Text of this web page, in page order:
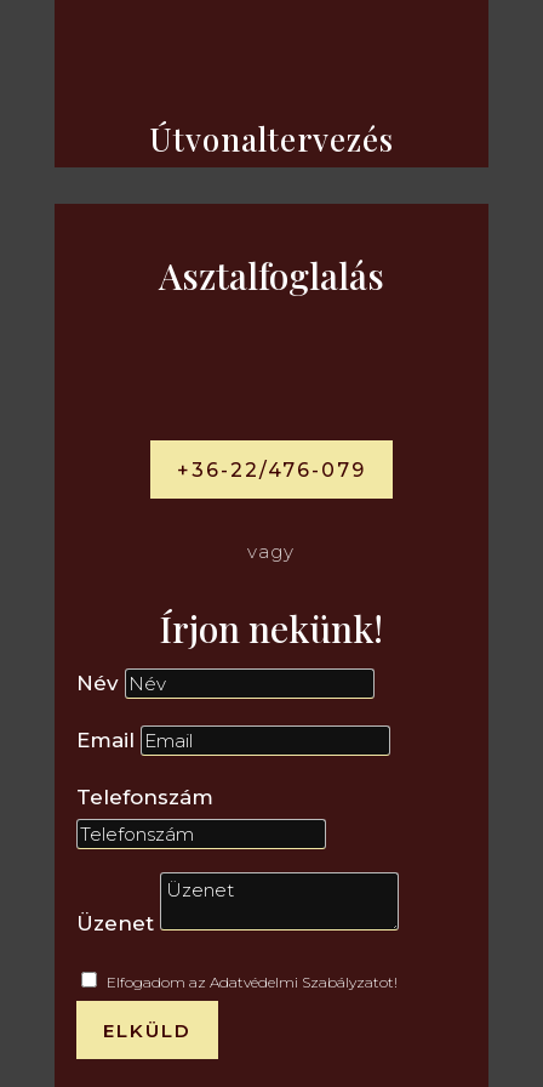
Útvonaltervezés
Asztalfoglalás
+36-22/476-079
vagy
Írjon nekünk!
Név
Email
Telefonszám
Üzenet
Elfogadom az Adatvédelmi Szabályzatot!
ELKÜLD